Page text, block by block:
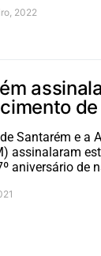
2022
Santarém e a
assinalaram
aniversário de